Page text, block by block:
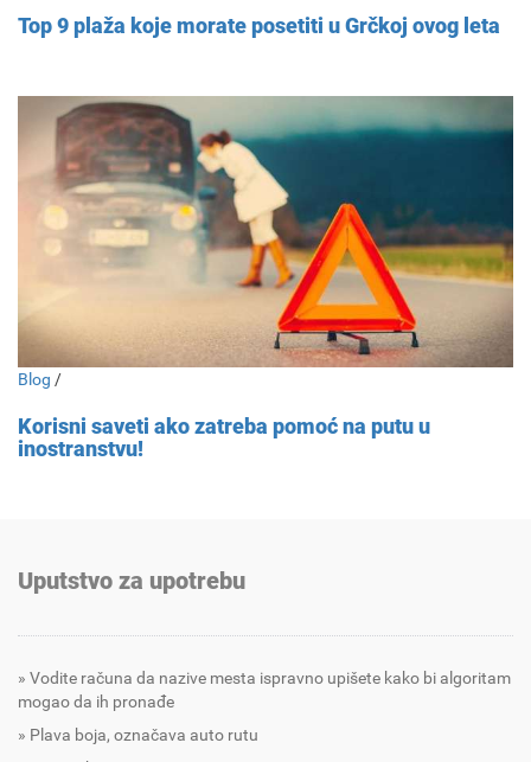
Top 9 plaža koje morate posetiti u Grčkoj ovog leta
Blog /
Korisni saveti ako zatreba pomoć na putu u
inostranstvu!
Uputstvo za upotrebu
Vodite računa da nazive mesta ispravno upišete kako bi algoritam
mogao da ih pronađe
Plava boja, označava auto rutu